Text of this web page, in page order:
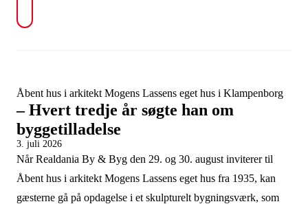
Åbent hus i arkitekt Mogens Lassens eget hus i Klampenborg
– Hvert tredje år søgte han om
byggetilladelse
3. juli 2026
Når Realdania By & Byg den 29. og 30. august inviterer til
Åbent hus i arkitekt Mogens Lassens eget hus fra 1935, kan
gæsterne gå på opdagelse i et skulpturelt bygningsværk, som